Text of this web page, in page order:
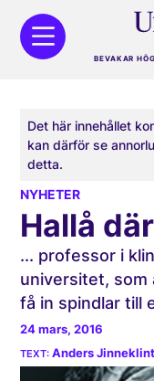
BEVAKAR
Det här innehållet
kan därför se
detta.
NYHETER
Hallå
... professor i
universitet, som
få in spindlar till
24 mars, 2016
Anders Jinneklint